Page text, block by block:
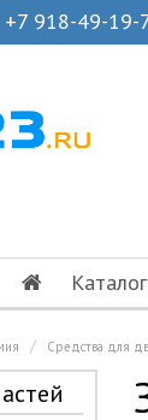
+7 918-49-19-
Средства для